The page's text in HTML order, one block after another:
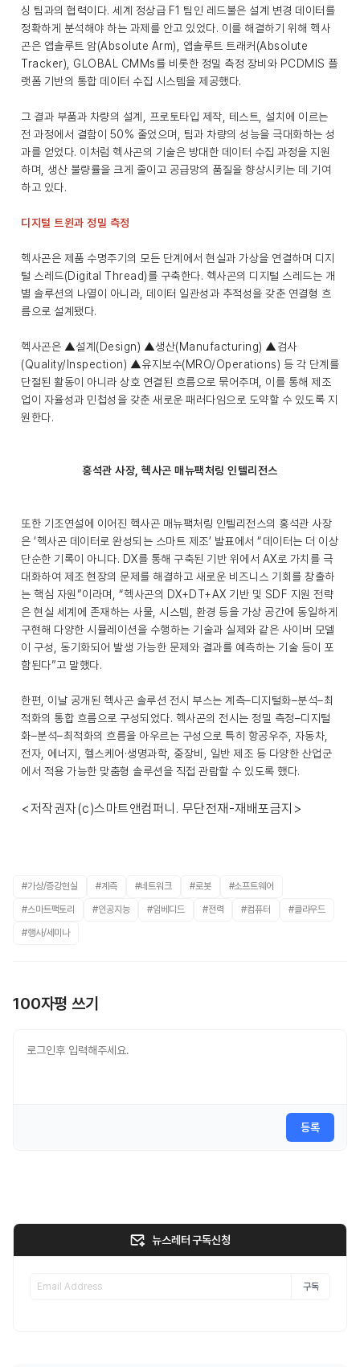
싱 팀과의 협력이다. 세계 정상급 F1 팀인 레드불은 설계 변경 데이터를
정확하게 분석해야 하는 과제를 안고 있었다. 이를 해결하기 위해 헥사
곤은 앱솔루트 암(Absolute Arm), 앱솔루트 트래커(Absolute
Tracker), GLOBAL CMMs를 비롯한 정밀 측정 장비와 PCDMIS 플
랫폼 기반의 통합 데이터 수집 시스템을 제공했다.
그 결과 부품과 차량의 설계, 프로토타입 제작, 테스트, 설치에 이르는
전 과정에서 결함이 50% 줄었으며, 팀과 차량의 성능을 극대화하는 성
과를 얻었다. 이처럼 헥사곤의 기술은 방대한 데이터 수집 과정을 지원
하며, 생산 불량률을 크게 줄이고 공급망의 품질을 향상시키는 데 기여
하고 있다.
디지털 트윈과 정밀 측정
헥사곤은 제품 수명주기의 모든 단계에서 현실과 가상을 연결하며 디지
털 스레드(Digital Thread)를 구축한다. 헥사곤의 디지털 스레드는 개
별 솔루션의 나열이 아니라, 데이터 일관성과 추적성을 갖춘 연결형 흐
름으로 설계됐다.
헥사곤은 ▲설계(Design) ▲생산(Manufacturing) ▲검사
(Quality/Inspection) ▲유지보수(MRO/Operations) 등 각 단계를
단절된 활동이 아니라 상호 연결된 흐름으로 묶어주며, 이를 통해 제조
업이 자율성과 민첩성을 갖춘 새로운 패러다임으로 도약할 수 있도록 지
원한다.
홍석관 사장, 헥사곤 매뉴팩처링 인텔리전스
또한 기조연설에 이어진 헥사곤 매뉴팩처링 인텔리전스의 홍석관 사장
은 ‘헥사곤 데이터로 완성되는 스마트 제조’ 발표에서 “데이터는 더 이상
단순한 기록이 아니다. DX를 통해 구축된 기반 위에서 AX로 가치를 극
대화하여 제조 현장의 문제를 해결하고 새로운 비즈니스 기회를 창출하
는 핵심 자원”이라며, “헥사곤의 DX+DT+AX 기반 및 SDF 지원 전략
은 현실 세계에 존재하는 사물, 시스템, 환경 등을 가상 공간에 동일하게
구현해 다양한 시뮬레이션을 수행하는 기술과 실제와 같은 사이버 모델
이 구성, 동기화되어 발생 가능한 문제와 결과를 예측하는 기술 등이 포
함된다”고 말했다.
한편, 이날 공개된 헥사곤 솔루션 전시 부스는 계측–디지털화–분석–최
적화의 통합 흐름으로 구성되었다. 헥사곤의 전시는 정밀 측정–디지털
화–분석–최적화의 흐름을 아우르는 구성으로 특히 항공우주, 자동차,
전자, 에너지, 헬스케어·생명과학, 중장비, 일반 제조 등 다양한 산업군
에서 적용 가능한 맞춤형 솔루션을 직접 관람할 수 있도록 했다.
<저작권자(c)스마트앤컴퍼니. 무단전재-재배포금지>
#가상/증강현실 #계측 #네트워크 #로봇 #소프트웨어
#스마트팩토리 #인공지능 #임베디드 #전력 #컴퓨터 #클라우드
#행사/세미나
100자평 쓰기
등록
뉴스레터 구독신청
구독